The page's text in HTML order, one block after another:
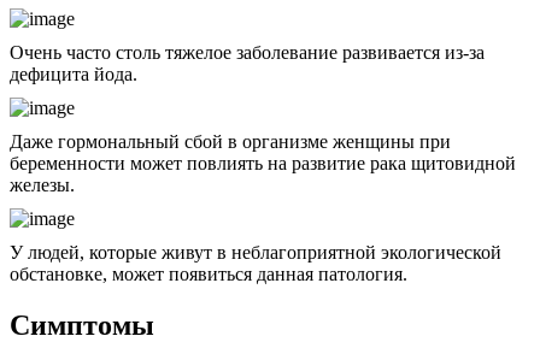
Очень часто столь тяжелое заболевание развивается из-за
дефицита йода.
Даже гормональный сбой в организме женщины при
беременности может повлиять на развитие рака щитовидной
железы.
У людей, которые живут в неблагоприятной экологической
обстановке, может появиться данная патология.
Симптомы